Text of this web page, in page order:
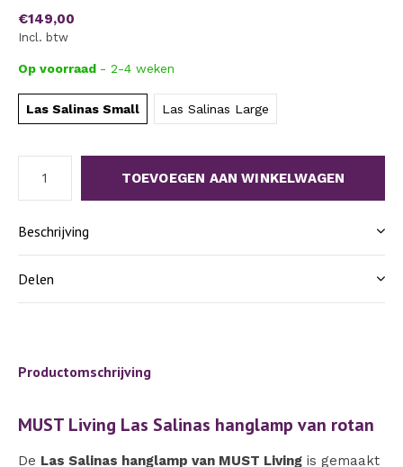
€149,00
Incl. btw
Op voorraad - 2-4 weken
Las Salinas Small Las Salinas Large
TOEVOEGEN AAN WINKELWAGEN
Beschrijving
Delen
Productomschrijving
MUST Living Las Salinas hanglamp van rotan
De Las Salinas hanglamp van MUST Living is gemaakt